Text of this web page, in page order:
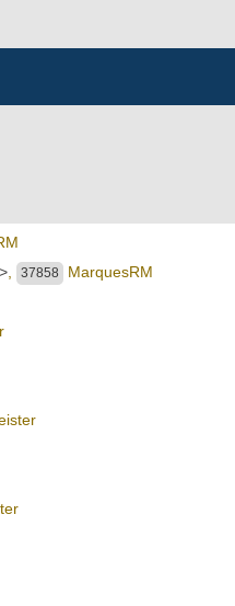
37858
MarquesRM